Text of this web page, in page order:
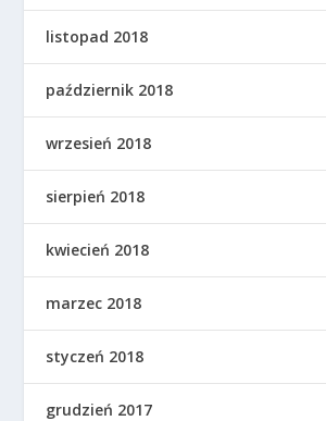
listopad 2018
październik 2018
wrzesień 2018
sierpień 2018
kwiecień 2018
marzec 2018
styczeń 2018
grudzień 2017